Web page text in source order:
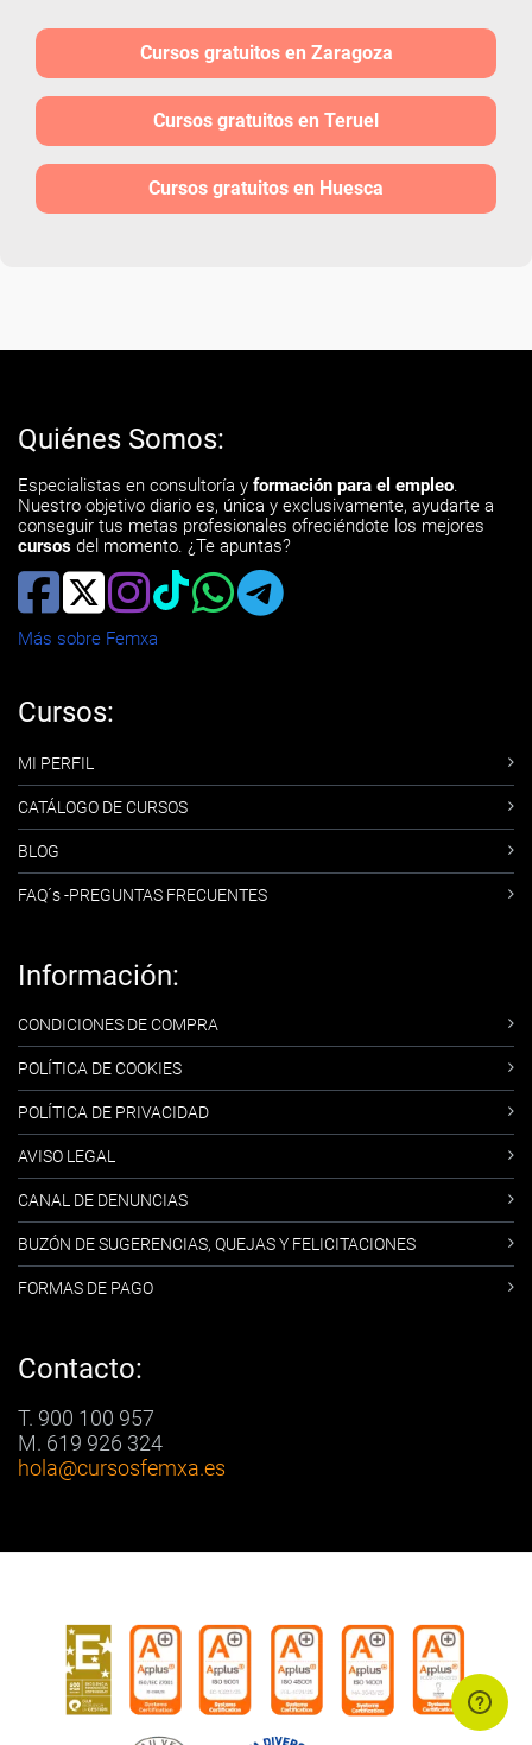
Cursos gratuitos en Zaragoza
Cursos gratuitos en Teruel
Cursos gratuitos en Huesca
Quiénes Somos:
Especialistas en consultoría y formación para el empleo.
Nuestro objetivo diario es, única y exclusivamente, ayudarte a
conseguir tus metas profesionales ofreciéndote los mejores
cursos del momento. ¿Te apuntas?
Más sobre Femxa
Cursos:
MI PERFIL
CATÁLOGO DE CURSOS
BLOG
FAQ´s -PREGUNTAS FRECUENTES
Información:
CONDICIONES DE COMPRA
POLÍTICA DE COOKIES
POLÍTICA DE PRIVACIDAD
AVISO LEGAL
CANAL DE DENUNCIAS
BUZÓN DE SUGERENCIAS, QUEJAS Y FELICITACIONES
FORMAS DE PAGO
Contacto:
T. 900 100 957
M. 619 926 324
hola@cursosfemxa.es